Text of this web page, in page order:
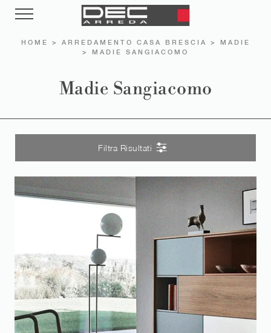
HOME > ARREDAMENTO CASA BRESCIA >
MADIE
> MADIE SANGIACOMO
Madie Sangiacomo
Filtra Risultati